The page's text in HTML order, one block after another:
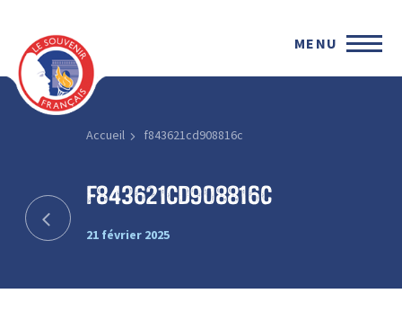
MENU
Accueil f843621cd908816c
f843621cd908816c
21 février 2025